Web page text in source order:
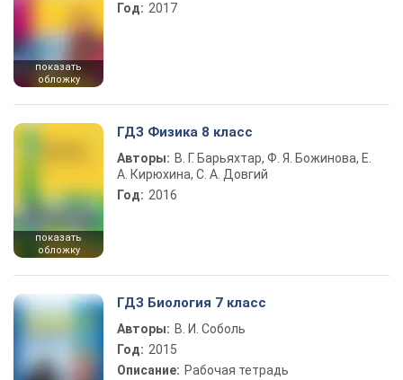
показать
обложку
Год: 2017
показать
обложку
ГДЗ Физика 8 класс
Авторы: В. Г. Барьяхтар, Ф. Я. Божинова, Е.
А. Кирюхина, С. А. Довгий
Год: 2016
ГДЗ Биология 7 класс
Авторы: В. И. Соболь
Год: 2015
Описание: Рабочая тетрадь